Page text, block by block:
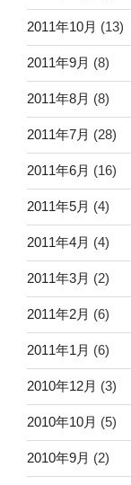
2011年10月 (13)
2011年9月 (8)
2011年8月 (8)
2011年7月 (28)
2011年6月 (16)
2011年5月 (4)
2011年4月 (4)
2011年3月 (2)
2011年2月 (6)
2011年1月 (6)
2010年12月 (3)
2010年10月 (5)
2010年9月 (2)